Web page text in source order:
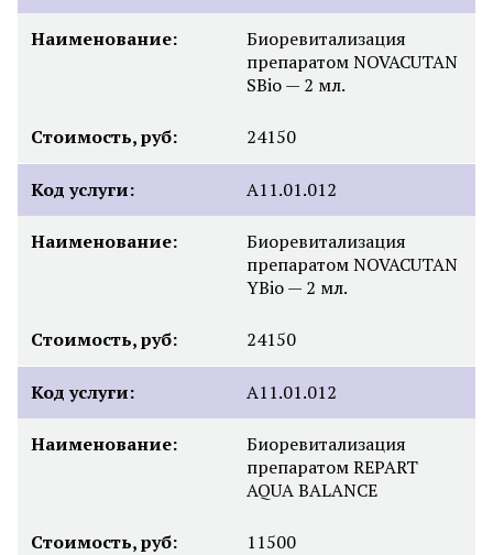
Наименование:
Биоревитализация
препаратом NOVACUTAN
SBio — 2 мл.
Стоимость, руб: 24150
Код услуги: A11.01.012
Наименование:
Биоревитализация
препаратом NOVACUTAN
YBio — 2 мл.
Стоимость, руб: 24150
Код услуги: A11.01.012
Наименование:
Биоревитализация
препаратом REPART
AQUA BALANCE
Стоимость, руб: 11500